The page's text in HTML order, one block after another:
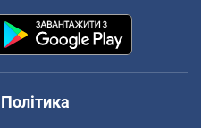
Політика